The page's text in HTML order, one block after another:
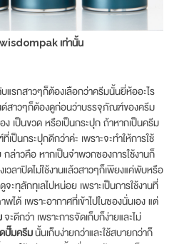
wisdompak เท่านั้น
แรกสาวๆก็ต้องเลือกว่าครีมนั้นยี่ห้ออะไร
สาวๆก็ต้องดูก่อนว่าบรรจุภัณฑ์ของครีม
เป็นขวด หรือเป็นกระปุก ถ้าหากเป็นครีม
ป็นกระปุกดีกว่าค่ะ เพราะจะทำให้การใช้
กล่าวคือ หากเป็นจำพวกซองการใช้งานก็
วลาปิดไม่ใช้งานแล้วสาวๆก็เพียงแค่พับหรือ
ะทุลักทุเลไปหน่อย เพราะเป็นการใช้งานที่
ได้ เพราะอากาศที่เข้าไปในซองนั่นเอง แต่
จะดีกว่า เพราะการจัดเก็บก็ง่ายและไม่
ปั๊มครีมนั้นเก็บง่ายกว่าและใช้สบายกว่าก็